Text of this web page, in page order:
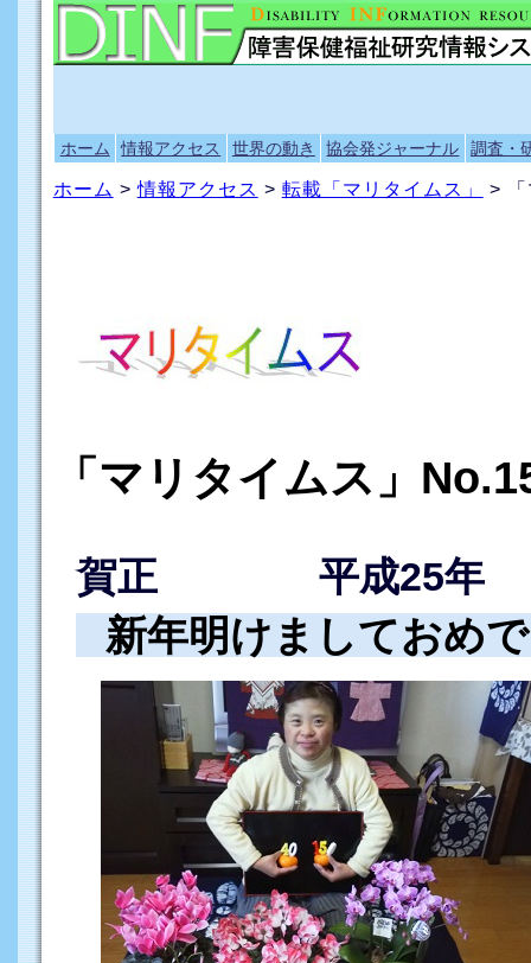
ホーム 情報アクセス 世界の動き 協会発ジャーナル 調査・
ホーム >情報アクセス > 転載「マリタイムス」 >
「マリタイムス」
賀正 平成25年
新年明けましておめ